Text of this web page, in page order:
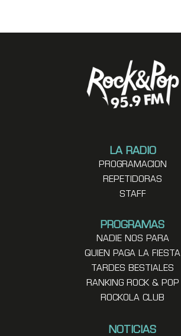
LA RADIO
PROGRAMACION
REPETIDORAS
STAFF
PROGRAMAS
NADIE NOS PARA
QUIEN PAGA LA FIESTA
TARDES BESTIALES
RANKING ROCK & POP
ROCKOLA CLUB
NOTICIAS